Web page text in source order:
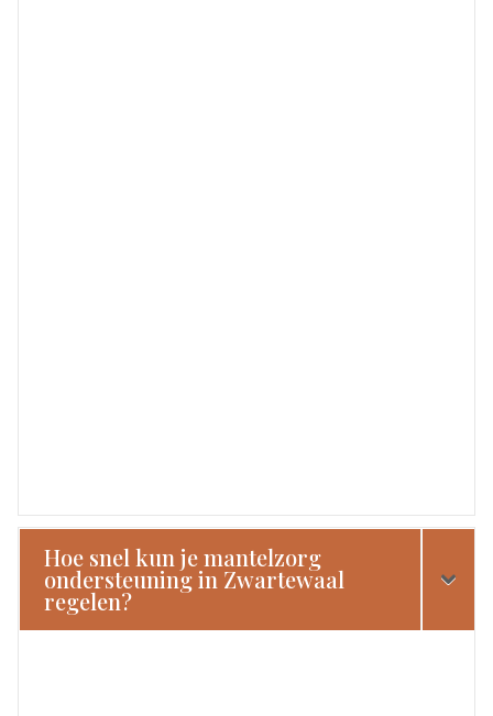
Hoe snel kun je mantelzorg
ondersteuning in Zwartewaal
regelen?